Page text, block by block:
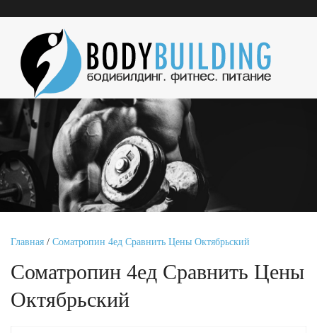
Главная / Cоматропин 4ед Сравнить Цены Октябрьский
Cоматропин 4ед Сравнить Цены
Октябрьский